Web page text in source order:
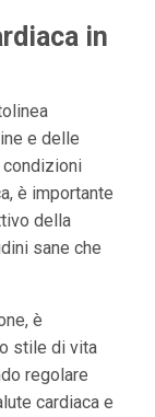
in
e delle
è importante
della
sane che
è
stile di vita
regolare
cardiaca e